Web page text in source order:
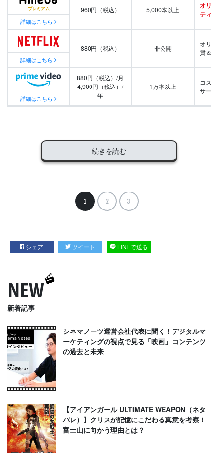
詳細はこちら
960円（税込） 5,000本以上
オリ
ティ
詳細はこちら
880円（税込） 非公開
オリ
質＆
詳細はこちら
880円（税込）/月
4,900円（税込）/
年
1万本以上
コス
サー
続きを読む
1 2 3
シェア ツイート LINEで送る
NEW
新着記事
シネマノーツ運営会社代表に聞く！デジタルマ
ーケティングの視点で見る「映画」コンテンツ
の過去と未来
【アイアンガール ULTIMATE WEAPON（ネタ
バレ）】クリスが記憶にこだわる真意を考察！
富士山に向かう理由とは？